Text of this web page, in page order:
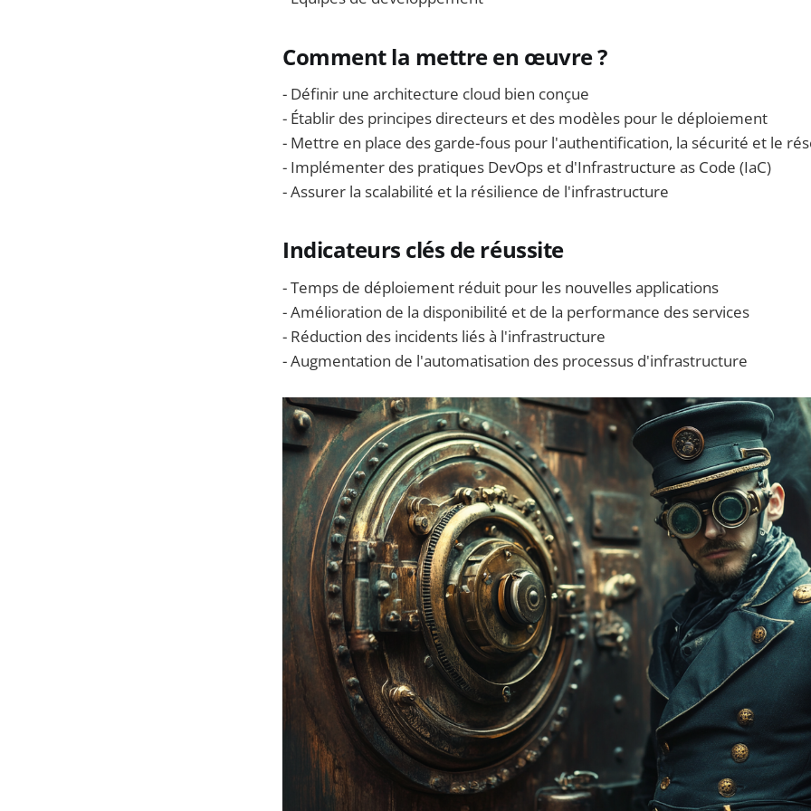
Comment la mettre en œuvre ?
- Définir une architecture cloud bien conçue
- Établir des principes directeurs et des modèles pour le déploiement
- Mettre en place des garde-fous pour l'authentification, la sécurité et le
- Implémenter des pratiques DevOps et d'Infrastructure as Code (IaC)
- Assurer la scalabilité et la résilience de l'infrastructure
Indicateurs clés de réussite
- Temps de déploiement réduit pour les nouvelles applications
- Amélioration de la disponibilité et de la performance des services
- Réduction des incidents liés à l'infrastructure
- Augmentation de l'automatisation des processus d'infrastructure